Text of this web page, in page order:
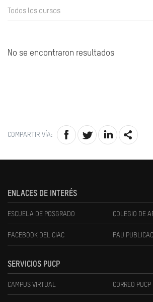
Todos los cursos
No se encontraron resultados
COMPARTIR VÍA:
ENLACES DE INTERÉS
ESCUELA DE POSGRADO COLEGIO DE
FACEBOOK DEL CIAC FAU
SERVICIOS PUCP
CAMPUS VIRTUAL CORREO PUCP